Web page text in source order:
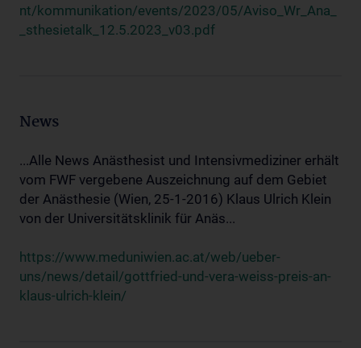
nt/kommunikation/events/2023/05/Aviso_Wr_Ana_
_sthesietalk_12.5.2023_v03.pdf
News
...Alle News Anästhesist und Intensivmediziner erhält
vom FWF vergebene Auszeichnung auf dem Gebiet
der Anästhesie (Wien, 25-1-2016) Klaus Ulrich Klein
von der Universitätsklinik für Anäs...
https://www.meduniwien.ac.at/web/ueber-
uns/news/detail/gottfried-und-vera-weiss-preis-an-
klaus-ulrich-klein/